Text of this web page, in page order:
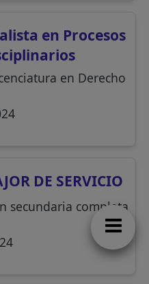
en Procesos
en Derecho
DE SERVICIO
secundaria completa